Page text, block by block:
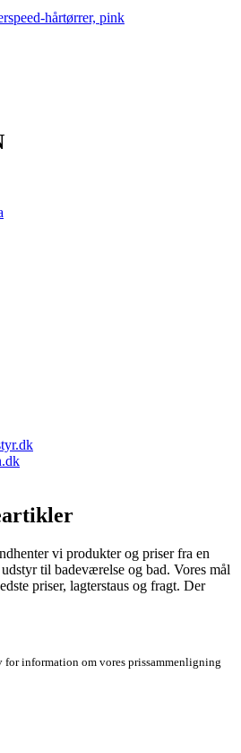
hårtørrer, pink
vi produkter og priser fra en
til badeværelse og bad. Vores mål
priser, lagterstaus og fragt. Der
for information om vores prissammenligning